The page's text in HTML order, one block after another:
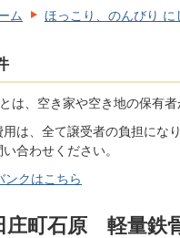
ム ほっこり、のんびり に
は、空き家や空き地の保有
は、全て譲受者の負担にな
合わせください。
ンクはこちら
庄町石原 軽量